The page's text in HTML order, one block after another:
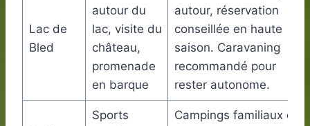
Lac de
Bled
autour du
lac, visite du
château,
promenade
en barque
autour, réservation
conseillée en haute
saison. Caravaning
recommandé pour
rester autonome.
Sports
Campings familiaux et